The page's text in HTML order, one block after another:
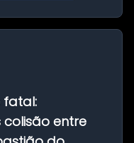
fatal:
entre